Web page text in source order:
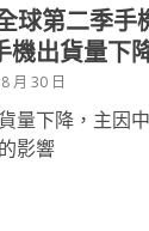
球第二季
機出貨量下
月 30 日
量下降，主因
影響